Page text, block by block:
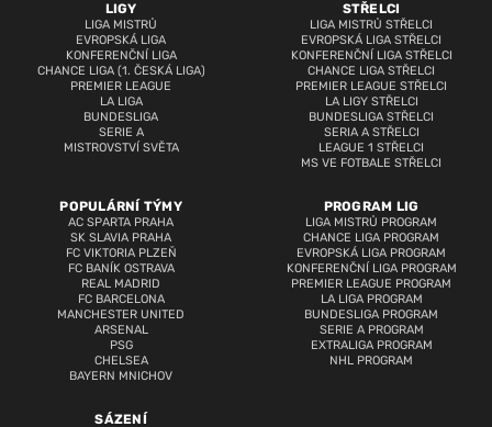
LIGY
LIGA MISTRŮ
EVROPSKÁ LIGA
KONFERENČNÍ LIGA
CHANCE LIGA (1. ČESKÁ LIGA)
PREMIER LEAGUE
LA LIGA
BUNDESLIGA
SERIE A
MISTROVSTVÍ SVĚTA
STŘELCI
LIGA MISTRŮ STŘELCI
EVROPSKÁ LIGA STŘELCI
KONFERENČNÍ LIGA STŘELCI
CHANCE LIGA STŘELCI
PREMIER LEAGUE STŘELCI
LA LIGY STŘELCI
BUNDESLIGA STŘELCI
SERIA A STŘELCI
LEAGUE 1 STŘELCI
MS VE FOTBALE STŘELCI
POPULÁRNÍ TÝMY
AC SPARTA PRAHA
SK SLAVIA PRAHA
FC VIKTORIA PLZEŇ
FC BANÍK OSTRAVA
REAL MADRID
FC BARCELONA
MANCHESTER UNITED
ARSENAL
PSG
CHELSEA
BAYERN MNICHOV
PROGRAM LIG
LIGA MISTRŮ PROGRAM
CHANCE LIGA PROGRAM
EVROPSKÁ LIGA PROGRAM
KONFERENČNÍ LIGA PROGRAM
PREMIER LEAGUE PROGRAM
LA LIGA PROGRAM
BUNDESLIGA PROGRAM
SERIE A PROGRAM
EXTRALIGA PROGRAM
NHL PROGRAM
SÁZENÍ